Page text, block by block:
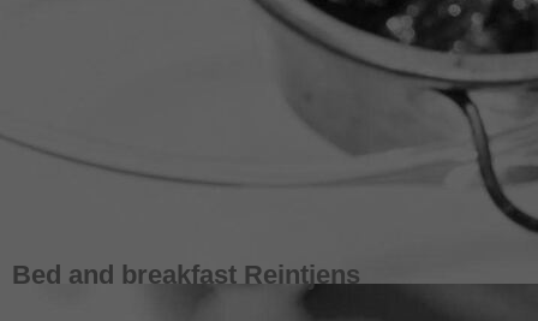
Bed and breakfast Reintjens